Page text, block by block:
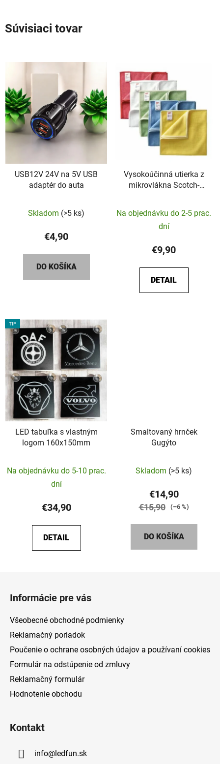
Súvisiaci tovar
USB12V 24V na 5V USB
adaptér do auta
Skladom (>5 ks)
€4,90
DO KOŠÍKA
Vysokoúčinná utierka z
mikrovlákna Scotch-
Na objednávku do 2-5 prac.
dní
€9,90
DETAIL
TIP
LED tabuľka s vlastným
logom 160x150mm
hodnotenie
produktu
je
5,0
z
5
Na objednávku do 5-10 prac.
dní
€34,90
DETAIL
Smaltovaný hrnček
Gugýto
Skladom (>5 ks)
€14,90
€15,90 (–6 %)
DO KOŠÍKA
Informácie pre vás
Všeobecné obchodné podmienky
Reklamačný poriadok
Poučenie o ochrane osobných údajov a používaní cookies
Formulár na odstúpenie od zmluvy
Reklamačný formulár
Hodnotenie obchodu
Kontakt
info@ledfun.sk